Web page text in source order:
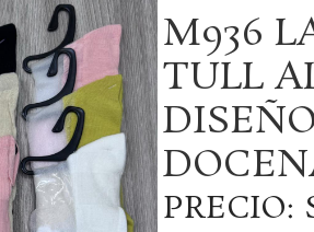
M936
TULL
PRECIO: